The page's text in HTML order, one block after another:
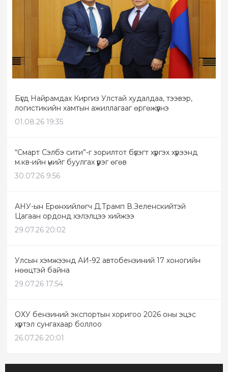
Бүгд Найрамдах Киргиз Улстай худалдаа, тээвэр,
логистикийн хамтын ажиллагааг өргөжүүлнэ
01.08.26 19:35
“Смарт Сэлбэ сити”-г зорилтот бүлэгт хүргэх хүрээнд
м.кв-ийн үнийг буулгах үүрэг өгөв
30.07.26 9:56
АНУ-ын Ерөнхийлөгч Д.Трамп В.Зеленскийтэй
Цагаан ордонд хэлэлцээ хийжээ
29.07.26 20:02
Улсын хэмжээнд АИ-92 автобензиний 17 хоногийн
нөөцтэй байна
29.07.26 17:54
ОХУ бензиний экспортын хоригоо 2026 оны эцэс
хүртэл сунгахаар боллоо
26.07.26 20:01